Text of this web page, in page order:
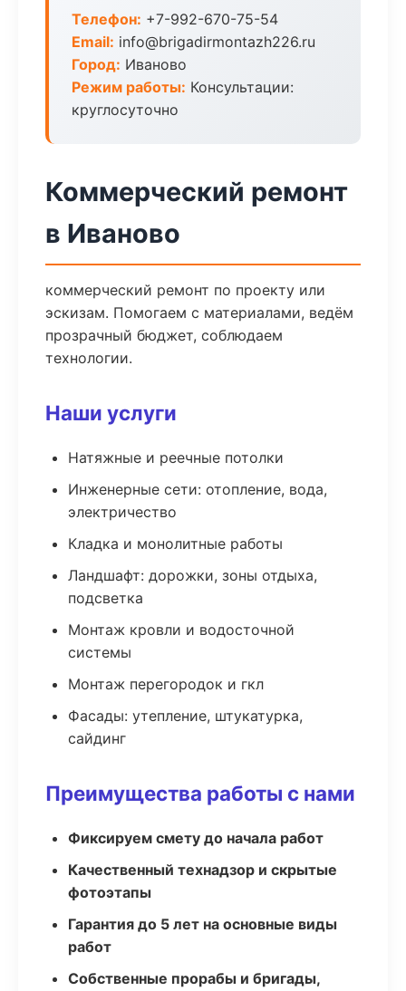
Телефон: +7-992-670-75-54
Email: info@brigadirmontazh226.ru
Город: Иваново
Режим работы: Консультации:
круглосуточно
Коммерческий ремонт
в Иваново
коммерческий ремонт по проекту или
эскизам. Помогаем с материалами, ведём
прозрачный бюджет, соблюдаем
технологии.
Наши услуги
Натяжные и реечные потолки
Инженерные сети: отопление, вода,
электричество
Кладка и монолитные работы
Ландшафт: дорожки, зоны отдыха,
подсветка
Монтаж кровли и водосточной
системы
Монтаж перегородок и гкл
Фасады: утепление, штукатурка,
сайдинг
Преимущества работы с нами
Фиксируем смету до начала работ
Качественный технадзор и скрытые
фотоэтапы
Гарантия до 5 лет на основные виды
работ
Собственные прорабы и бригады,